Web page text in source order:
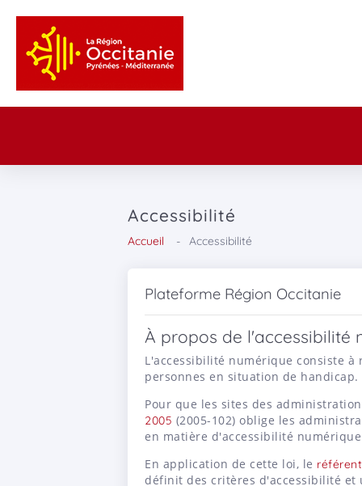
Accessibilité
Accueil Accessibilité
Plateforme Région Occitanie
À propos de l'accessibilité
L'accessibilité numérique consiste à
personnes en situation de handicap.
Pour que les sites des
2005 (2005-102) oblige les
en matière d'accessibilité
En application de cette loi, le
définit des critères d'accessibilité